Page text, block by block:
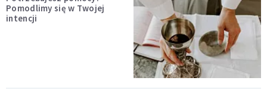
Pomodlimy się w Twojej
intencji